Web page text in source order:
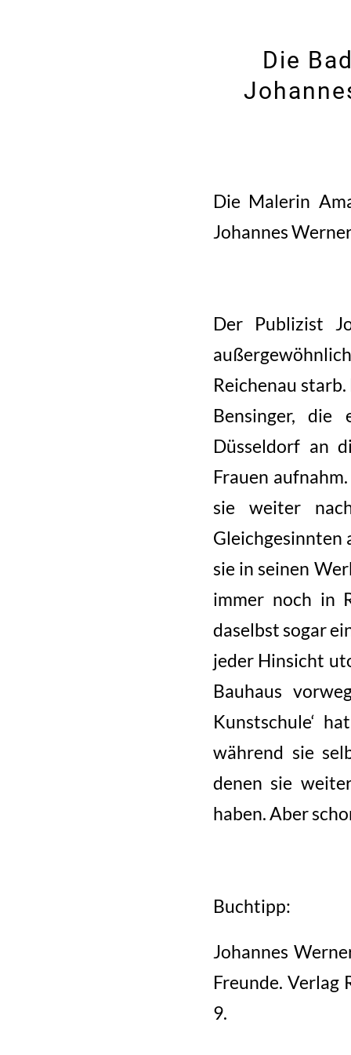
Die
Die Malerin
Johannes
Der Publizist
Reichenau
Bensinger, die
Düsseldorf an
Frauen
sie weiter
Gleichgesinnten
sie in seinen
immer noch in
daselbst sogar
jeder Hinsicht
Bauhaus
Kunstschule‘
während sie
denen sie
haben. Aber
Buchtipp:
Johannes
Freunde. Verlag
9.